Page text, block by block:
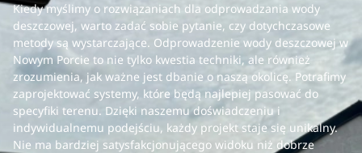
Kiedy myślimy o rozwiązaniach dla odprowadzania wody
deszczowej, warto zadać sobie pytanie, czy dotychczasowe
metody są wystarczające. Odprowadzenie wody deszczowej w
Nowym Porcie to nie tylko kwestia techniki, ale również
zrozumienia, jak ważne jest dbanie o naszą okolicę. Potrafimy
zaprojektować systemy, które będą najlepiej pasować do
specyfiki terenu. Dzięki naszemu doświadczeniu i
indywidualnemu podejściu, każdy projekt staje się unikalny.
Nie ma bardziej satysfakcjonującego widoku niż dobrze